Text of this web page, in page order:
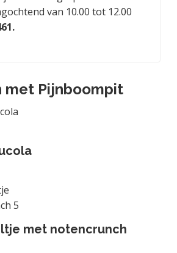
van 10.00 tot 12.00
met Pijnboompit
met notencrunch